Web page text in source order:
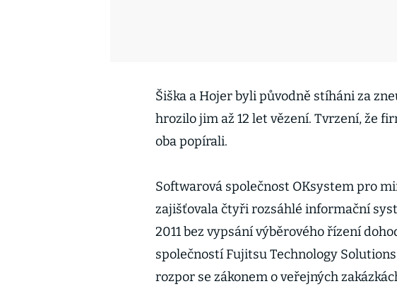
Šiška a Hojer byli původně stíháni za
hrozilo jim až 12 let vězení. Tvrzení, že
oba popírali.
Softwarová společnost OKsystem pro
zajišťovala čtyři rozsáhlé informační
2011 bez vypsání výběrového řízení
společností Fujitsu Technology
rozpor se zákonem o veřejných